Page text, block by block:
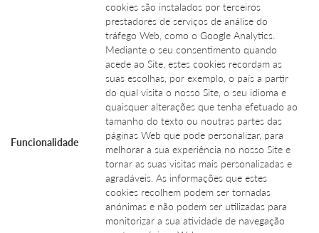
cookies são instalados por terceiros
prestadores de serviços de análise do
tráfego Web, como o Google Analytics.
Funcionalidade
Mediante o seu consentimento quando
acede ao Site, estes cookies recordam as
suas escolhas, por exemplo, o país a partir
do qual visita o nosso Site, o seu idioma e
quaisquer alterações que tenha efetuado ao
tamanho do texto ou noutras partes das
páginas Web que pode personalizar, para
melhorar a sua experiência no nosso Site e
tornar as suas visitas mais personalizadas e
agradáveis. As informações que estes
cookies recolhem podem ser tornadas
anónimas e não podem ser utilizadas para
monitorizar a sua atividade de navegação